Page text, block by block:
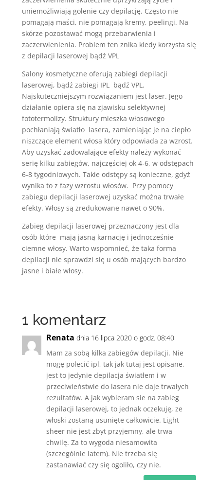
uniemożliwiają golenie czy depilację. Często nie
pomagają maści, nie pomagają kremy, peelingi. Na
skórze pozostawać mogą przebarwienia i
zaczerwienienia. Problem ten znika kiedy korzysta się
z depilacji laserowej bądź VPL
Salony kosmetyczne oferują zabiegi depilacji
laserowej, bądź zabiegi IPL bądź VPL.
Najskuteczniejszym rozwiązaniem jest laser. Jego
działanie opiera się na zjawisku selektywnej
fototermolizy. Struktury mieszka włosowego
pochłaniają światło lasera, zamieniając je na ciepło
niszczące element włosa który odpowiada za wzrost.
Aby uzyskać zadowalające efekty należy wykonać
serię kilku zabiegów, najczęściej ok 4-6, w odstępach
6-8 tygodniowych. Takie odstępy są konieczne, gdyż
wynika to z fazy wzrostu włosów. Przy pomocy
zabiegu depilacji laserowej uzyskać można trwałe
efekty. Włosy są zredukowane nawet o 90%.
Zabieg depilacji laserowej przeznaczony jest dla
osób które mają jasną karnację i jednocześnie
ciemne włosy. Warto wspomnieć, że taka forma
depilacji nie sprawdzi się u osób mających bardzo
jasne i białe włosy.
1 komentarz
Renata dnia 16 lipca 2020 o godz. 08:40
Mam za sobą kilka zabiegów depilacji. Nie
mogę polecić ipl, tak jak tutaj jest opisane,
jest to jedynie depilacja światłem i w
przeciwieństwie do lasera nie daje trwałych
rezultatów. A jak wybieram sie na zabieg
depilacji laserowej, to jednak oczekuję, ze
włoski zostaną usunięte całkowicie. Light
sheer nie jest zbyt przyjemny, ale trwa
chwilę. Za to wygoda niesamowita
(szczególnie latem). Nie trzeba się
zastanawiać czy się ogoliło, czy nie.